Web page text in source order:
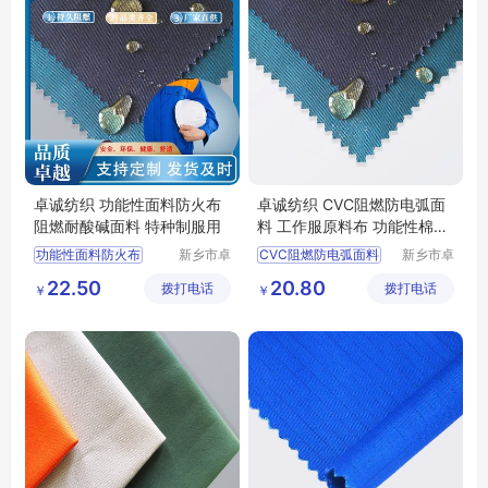
卓诚纺织 功能性面料防火布
阻燃耐酸碱面料 特种制服用
功能性面料防火布
特种制服用
新乡市卓
织品有限
￥ 22.50 拨打电话
卓诚纺织 CVC阻燃防电弧面
料 工作服原料布 功能性棉类
面料
CVC阻燃防电弧面料
功能性棉类面料
涤棉
新乡市卓
织品有限
￥ 20.80 拨打电话